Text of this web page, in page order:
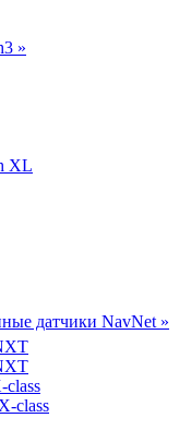
»
XL
датчики NavNet »
class
class